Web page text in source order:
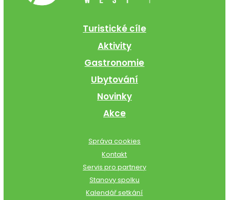
Turistické cíle
Aktivity
Gastronomie
Ubytování
Novinky
Akce
Správa cookies
Kontakt
Servis pro partnery
Stanovy spolku
Kalendář setkání